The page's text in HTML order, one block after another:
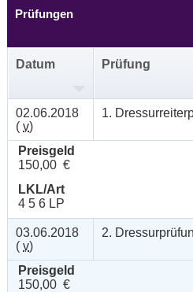
Prüfungen
Datum Prüfung
02.06.2018
( v)
1.
Preisgeld
150,00 €
LKL/Art
4 5 6 LP
03.06.2018
( v)
2.
Preisgeld
150,00 €